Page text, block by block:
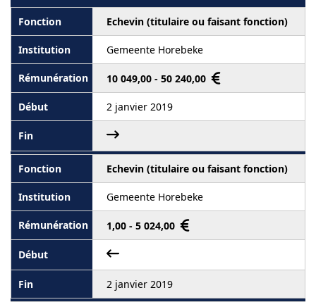
Echevin (titulaire ou faisant fonction)
Gemeente Horebeke
10 049,00 - 50 240,00
2 janvier 2019
Echevin (titulaire ou faisant fonction)
Gemeente Horebeke
1,00 - 5 024,00
2 janvier 2019